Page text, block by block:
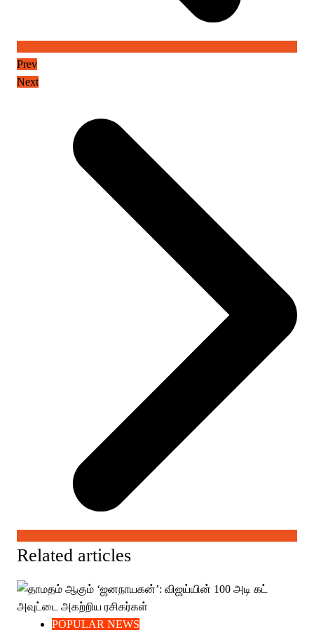
Prev
Next
Related articles
POPULAR NEWS